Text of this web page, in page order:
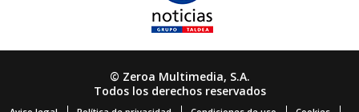
© Zeroa Multimedia, S.A.
Todos los derechos reservados